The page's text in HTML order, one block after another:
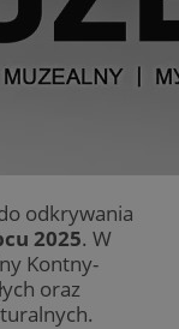
odkrywania
2025. W
Kontny-
oraz